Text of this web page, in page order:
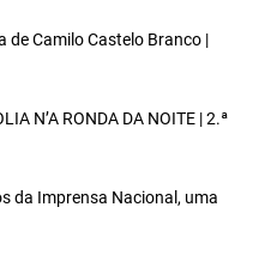
de Camilo Castelo Branco |
N’A RONDA DA NOITE | 2.ª
da Imprensa Nacional, uma